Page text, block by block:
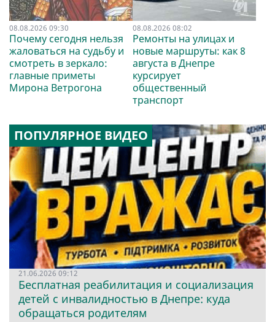
08.08.2026 09:30
Почему сегодня нельзя
жаловаться на судьбу и
смотреть в зеркало:
главные приметы
Мирона Ветрогона
08.08.2026 08:02
Ремонты на улицах и
новые маршруты: как 8
августа в Днепре
курсирует
общественный
транспорт
ПОПУЛЯРНОЕ ВИДЕО
21.06.2026 09:12
Бесплатная реабилитация и социализация
детей с инвалидностью в Днепре: куда
обращаться родителям